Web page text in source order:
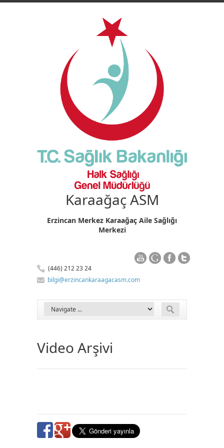
Karaağaç ASM
Erzincan Merkez Karaağaç Aile Sağlığı
Merkezi
(446) 212 23 24
bilgi@erzincankaraagacasm.com
Video Arşivi